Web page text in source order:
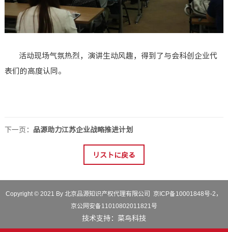
活动现场气氛热烈，演讲生动风趣，得到了与会科创企业代
表们的高度认同。
下一页： 品源助力江苏企业战略推进计划
リストに戻る
Copyright © 2021 By 北京品源知识产权代理有限公司 京ICP备10001848号-2 ，
京公网安备11010802011821号
技术支持： 菜鸟科技